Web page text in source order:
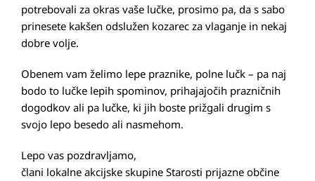
potrebovali za okras vaše lučke, prosimo pa, da s sabo
prinesete kakšen odslužen kozarec za vlaganje in nekaj
dobre volje.
Obenem vam želimo lepe praznike, polne lučk – pa naj
bodo to lučke lepih spominov, prihajajočih prazničnih
dogodkov ali pa lučke, ki jih boste prižgali drugim s
svojo lepo besedo ali nasmehom.
Lepo vas pozdravljamo,
člani lokalne akcijske skupine Starosti prijazne občine